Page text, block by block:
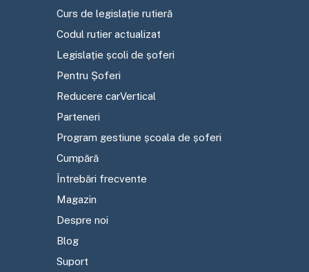
Curs de legislație rutieră
Codul rutier actualizat
Legislație școli de șoferi
Pentru Șoferi
Reducere carVertical
Parteneri
Program gestiune școala de șoferi
Cumpără
Întrebări frecvente
Magazin
Despre noi
Blog
Suport